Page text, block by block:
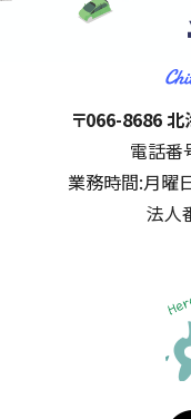
住所:
〒066-8686
電話番
業務時間:月曜
法人